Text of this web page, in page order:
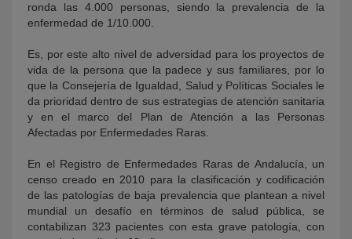
ronda las 4.000 personas, siendo la prevalencia de la
enfermedad de 1/10.000.
Es, por este alto nivel de adversidad para los proyectos de
vida de la persona que la padece y sus familiares, por lo
que la Consejería de Igualdad, Salud y Políticas Sociales le
da prioridad dentro de sus estrategias de atención sanitaria
y en el marco del Plan de Atención a las Personas
Afectadas por Enfermedades Raras.
En el Registro de Enfermedades Raras de Andalucía, un
censo creado en 2010 para la clasificación y codificación
de las patologías de baja prevalencia que plantean a nivel
mundial un desafío en términos de salud pública, se
contabilizan 323 pacientes con esta grave patología, con